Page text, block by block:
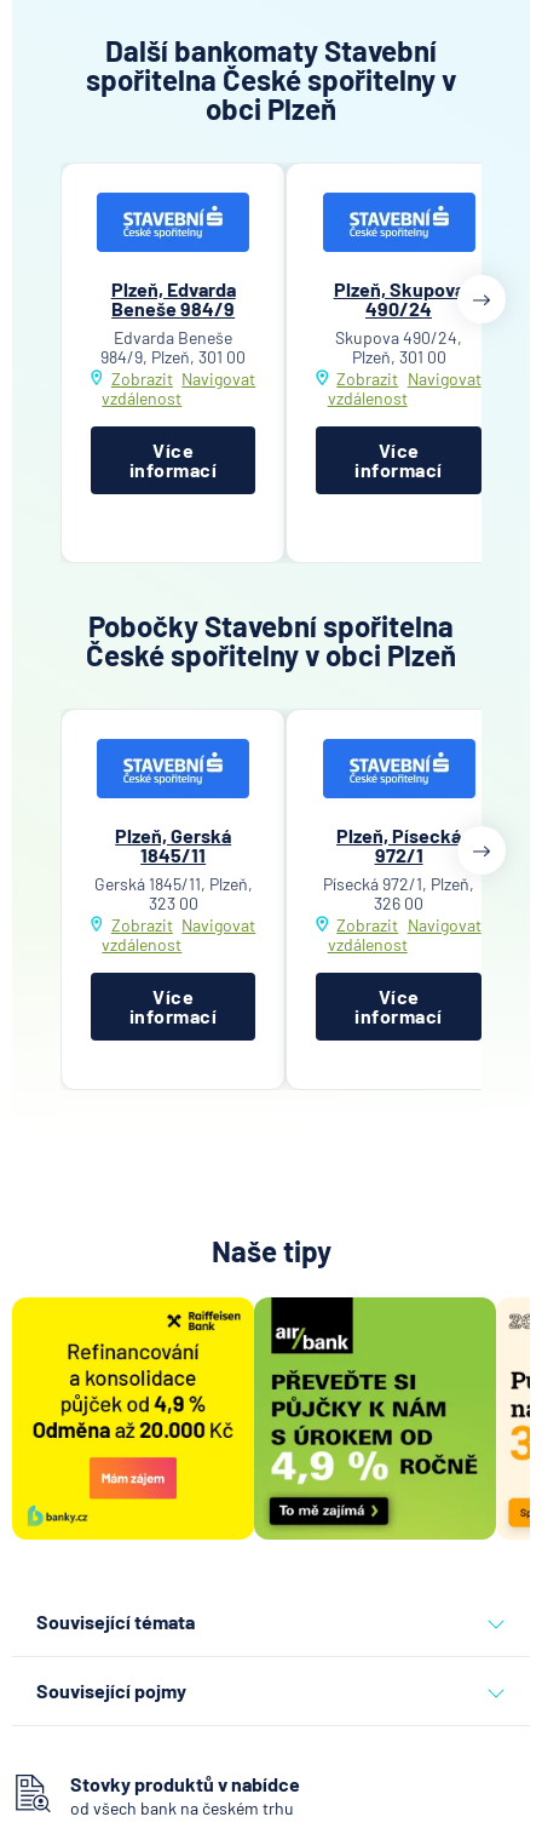
Další bankomaty Stavební
spořitelna České spořitelny v
obci Plzeň
Plzeň, Edvarda
Beneše 984/9
Edvarda Beneše
984/9, Plzeň, 301 00
Zobrazit
vzdálenost
Navigovat
Více
informací
Plzeň, Skupova
490/24
Skupova 490/24,
Plzeň, 301 00
Zobrazit
vzdálenost
Navigovat
Více
informací
Pobočky Stavební spořitelna
České spořitelny v obci Plzeň
Plzeň, Gerská
1845/11
Gerská 1845/11, Plzeň,
323 00
Zobrazit
vzdálenost
Navigovat
Více
informací
Plzeň, Písecká
972/1
Písecká 972/1, Plzeň,
326 00
Zobrazit
vzdálenost
Navigovat
Více
informací
Naše tipy
Související témata
Související pojmy
Bankomat
Vkladomat
Stovky produktů v nabídce
od všech bank na českém trhu